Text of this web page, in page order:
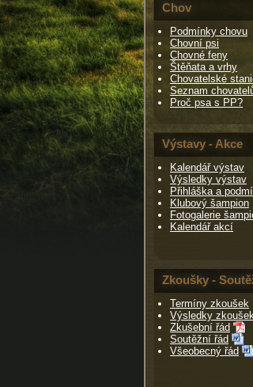
Chov
Podmínky chovu
Chovní psi
Chovné feny
Štěňata a vrhy
Chovatelské
Seznam
Proč psa s PP?
Výstavy - Akce
Kalendář výstav
Výsledky výstav
Přihláška a
Klubový šampion
Fotogalerie
Kalendář akcí
Zkoušky -
Termíny zkoušek
Výsledky
Zkušební řád
Soutěžní řád
Všeobecný řád